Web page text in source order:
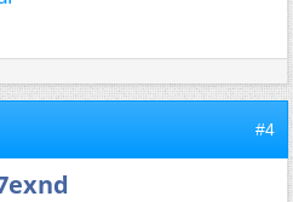
#4